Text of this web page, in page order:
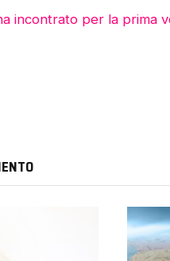
incontrato per la prima